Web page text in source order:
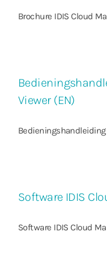
Brochure IDIS Cloud
Viewer (EN)
Bedieningshandleiding
Software IDIS
Software IDIS Cloud